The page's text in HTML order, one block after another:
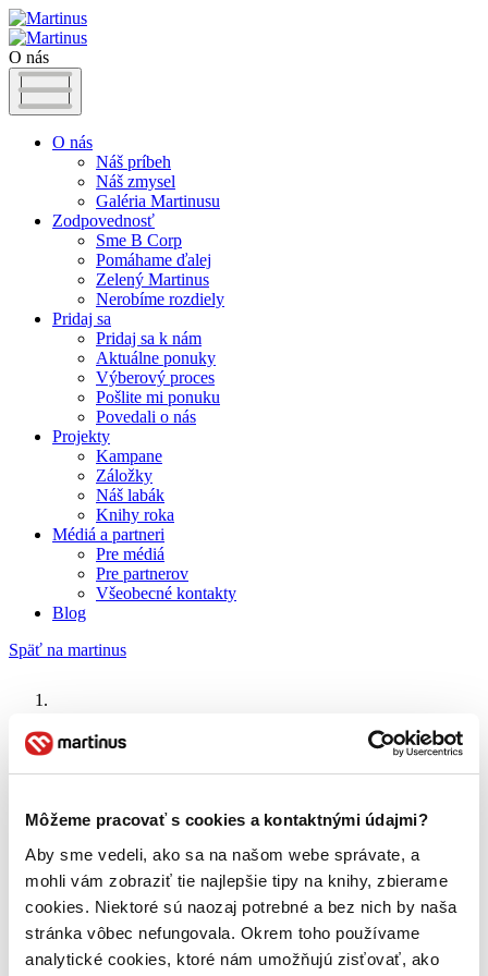
Môžeme pracovať s cookies a kontaktnými údajmi?
Aby sme vedeli, ako sa na našom webe správate, a
mohli vám zobraziť tie najlepšie tipy na knihy, zbierame
cookies. Niektoré sú naozaj potrebné a bez nich by naša
stránka vôbec nefungovala. Okrem toho používame
analytické cookies, ktoré nám umožňujú zisťovať, ako
O nás
O nás
Náš príbeh
Náš zmysel
Galéria Martinusu
Zodpovednosť
Sme B Corp
Pomáhame ďalej
Zelený Martinus
Nerobíme rozdiely
Pridaj sa
Pridaj sa k nám
Aktuálne ponuky
Výberový proces
Pošlite mi ponuku
Povedali o nás
Projekty
Kampane
Záložky
Náš labák
Knihy roka
Médiá a partneri
Pre médiá
Pre partnerov
Všeobecné kontakty
Blog
Späť na martinus
M.L.O.K. Scamander
Náš príbeh
Náš zmysel
Galéria Martinusu
Zodpovednosť
Sme B Corp
Pomáhame ďalej